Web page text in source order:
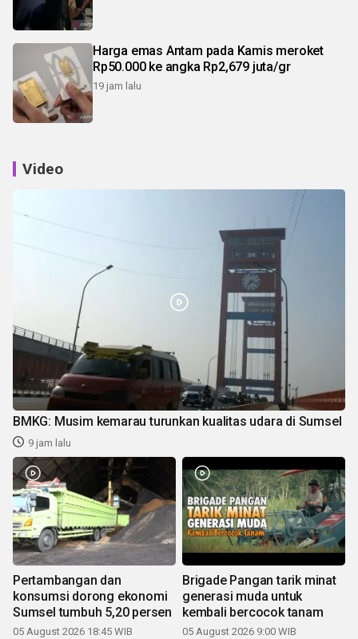
Harga emas Antam pada Kamis meroket
Rp50.000 ke angka Rp2,679 juta/gr
19 jam lalu
Video
BMKG: Musim kemarau turunkan kualitas udara di Sumsel
9 jam lalu
Pertambangan dan
konsumsi dorong ekonomi
Sumsel tumbuh 5,20 persen
05 August 2026 18:45 WIB
Brigade Pangan tarik minat
generasi muda untuk
kembali bercocok tanam
05 August 2026 9:00 WIB